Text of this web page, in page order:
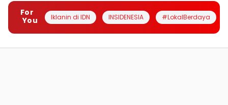
For
You
Iklanin di IDN INSIDENESIA #LokalBerdaya